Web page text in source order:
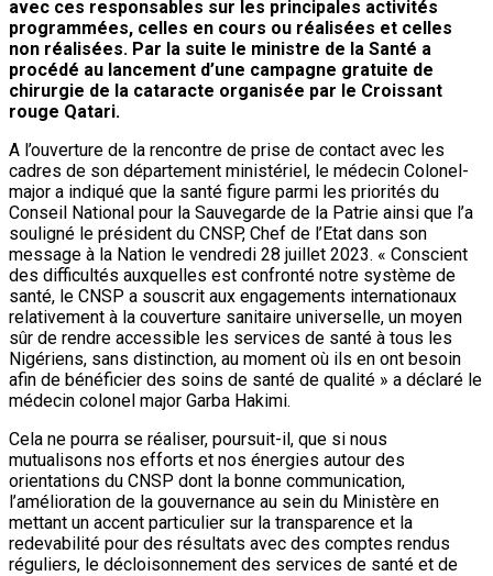
avec ces responsables sur les principales activités
programmées, celles en cours ou réalisées et celles
non réalisées. Par la suite le ministre de la Santé a
procédé au lancement d’une campagne gratuite de
chirurgie de la cataracte organisée par le Croissant
rouge Qatari.
A l’ouverture de la rencontre de prise de contact avec les
cadres de son département ministériel, le médecin Colonel-
major a indiqué que la santé figure parmi les priorités du
Conseil National pour la Sauvegarde de la Patrie ainsi que l’a
souligné le président du CNSP, Chef de l’Etat dans son
message à la Nation le vendredi 28 juillet 2023. « Conscient
des difficultés auxquelles est confronté notre système de
santé, le CNSP a souscrit aux engagements internationaux
relativement à la couverture sanitaire universelle, un moyen
sûr de rendre accessible les services de santé à tous les
Nigériens, sans distinction, au moment où ils en ont besoin
afin de bénéficier des soins de santé de qualité » a déclaré le
médecin colonel major Garba Hakimi.
Cela ne pourra se réaliser, poursuit-il, que si nous
mutualisons nos efforts et nos énergies autour des
orientations du CNSP dont la bonne communication,
l’amélioration de la gouvernance au sein du Ministère en
mettant un accent particulier sur la transparence et la
redevabilité pour des résultats avec des comptes rendus
réguliers, le décloisonnement des services de santé et de